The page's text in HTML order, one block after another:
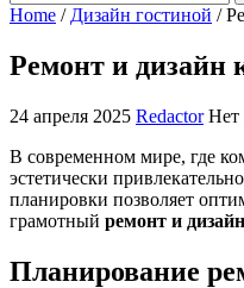
Home / Дизайн гостиной /
Ремонт и дизайн
24 апреля 2025 Redactor Нет
В современном мире, где
эстетически
планировки позволяет
грамотный ремонт и
Планирование